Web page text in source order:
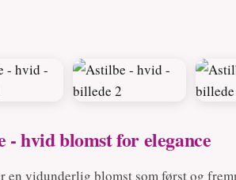
- hvid blomst for elegance
en vidunderlig blomst som først og